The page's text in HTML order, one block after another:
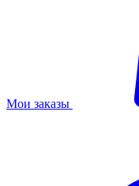
Мои заказы